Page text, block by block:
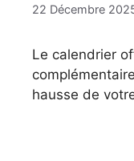
22 Décembre
Le calendrier
hausse de